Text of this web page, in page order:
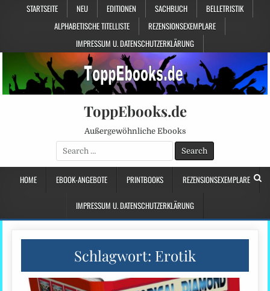
STARTSEITE NEU EDITIONEN SACHBUCH
BELLETRISTIK
ALPHABETISCHE TITELLISTE
REZENSIONSEXEMPLARE
IMPRESSUM U. DATENSCHUTZERKLÄRUNG
ToppEbooks.de
Außergewöhnliche Ebooks
Search
for:
HOME EBOOK-ANGEBOTE PRINTBOOKS REZENSIONSEXEMPLARE
IMPRESSUM U. DATENSCHUTZERKLÄRUNG
Schlagwort: Erotik